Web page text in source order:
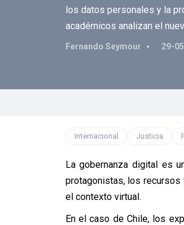
los datos personales y la
académicos analizan el
Fernando Seymour 29-
Internacional Justicia
La gobernanza digital es
protagonistas, los
el contexto virtual.
En el caso de Chile, los